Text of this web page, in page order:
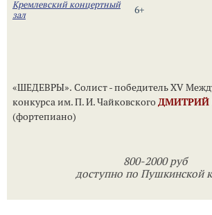
6+
Кремлевский концертный
зал
«ШЕДЕВРЫ». Солист - победитель XV
конкурса им. П. И. ЧайковскогоДМИТРИЙ
(фортепиано)
800-2000 руб
доступно по Пушкинской